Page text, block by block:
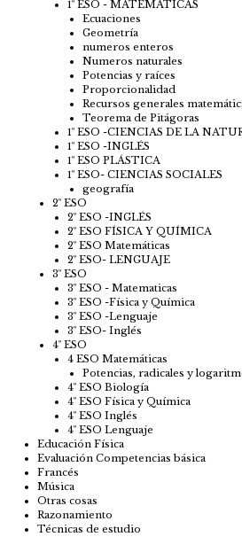
1º ESO - MATEMÁTICAS
Ecuaciones
Geometría
numeros enteros
Numeros naturales
Potencias y raíces
Proporcionalidad
Recursos generales
Teorema de Pitágoras
1º ESO -CIENCIAS DE LA
1º ESO -INGLÉS
1º ESO PLÁSTICA
1º ESO- CIENCIAS SOCIALES
geografía
2º ESO
2º ESO -INGLÉS
2º ESO FÍSICA Y QUÍMICA
2º ESO Matemáticas
2º ESO- LENGUAJE
3º ESO
3º ESO - Matematicas
3º ESO -Física y Química
3º ESO -Lenguaje
3º ESO- Inglés
4º ESO
4 ESO Matemáticas
Potencias, radicales y
4º ESO Biología
4º ESO Física y Química
4º ESO Inglés
4º ESO Lenguaje
Educación Física
Evaluación Competencias básica
Francés
Música
Otras cosas
Razonamiento
Técnicas de estudio